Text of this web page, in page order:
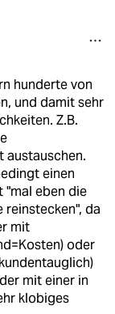
hunderte von
und damit sehr
Z.B.
austauschen.
einen
"mal eben die
reinstecken", da
mit
oder
mit einer in
klobiges